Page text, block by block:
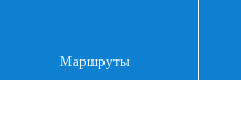
Маршруты